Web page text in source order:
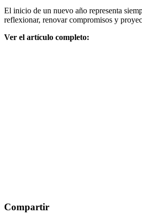
El inicio de un nuevo año representa
reflexionar, renovar compromisos y
Ver el artículo completo:
Compartir